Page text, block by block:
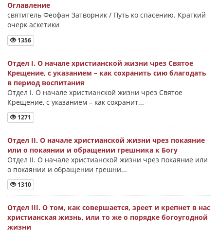
Оглавление
святитель Феофан Затворник / Путь ко спасению. Краткий
очерк аскетики
1356
Отдел I. О начале христианской жизни чрез Святое
Крещение, с указанием – как сохранить сию благодать
в период воспитания
Отдел I. О начале христианской жизни чрез Святое
Крещение, с указанием – как сохранит...
1271
Отдел II. О начале христианской жизни чрез покаяние
или о покаянии и обращении грешника к Богу
Отдел II. О начале христианской жизни чрез покаяние или
о покаянии и обращении грешни...
1310
Отдел III. О том, как совершается, зреет и крепнет в нас
христианская жизнь, или то же о порядке богоугодной
жизни